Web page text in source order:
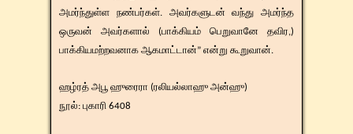
அமர்ந்துள்ள நண்பர்கள். அவர்களுடன் வந்து அமர்ந்த
ஒருவன் அவர்களால் (பாக்கியம் பெறுவானே தவிர,)
பாக்கியமற்றவனாக ஆகமாட்டான்” என்று கூறுவான்.
ஹழ்ரத் ​​அபூ ஹுரைரா (ரலியல்லாஹு அன்ஹு)
​நூல்: புகாரி 6408